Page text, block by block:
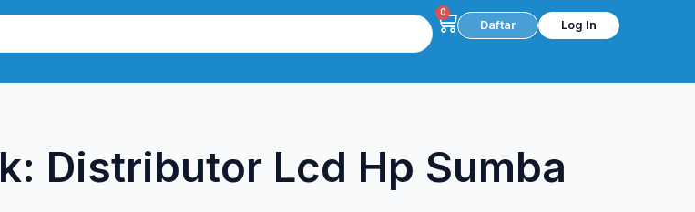
0
CartDaftar Log In
Distributor Lcd Hp Sumba